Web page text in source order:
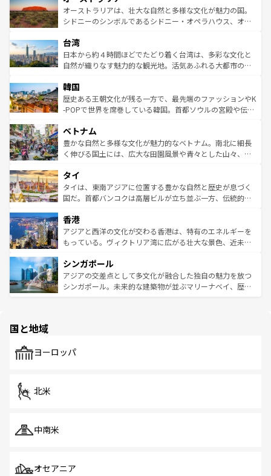
文化が魅力。旅行者はアメリカの各地域で異なる魅力を楽
しみながら、その多様性と豊かな歴史を感じることができ
ならではの贅沢な旅のスタイルだ。 なお、新着のアメリカ
情報はコンテンツ一覧を参照してほしい。
島だが、静かな自然を求めるならマウイ島やカウアイ島が
おすすめ。エメラルドグリーンに輝く海をはじめ、豊かな
れるおもてなしの心で訪れる人々を迎えてくれるハワイの
人々、おいしいローカルフードやハワイアンミュージッ
ク、伝統的なフラダンスなど、すべてがハワイの魅力を彩
ワイを、存分に味わってほしい。 なお、新着のハワイ情報
はコンテンツ一覧を参照してほしい。
オーストラリアは、壮大な自然と多様な文化が魅力の国。
シドニーのシンボルであるシドニー・オペラハウス、オー
リアリーフや大陸中央部にそびえるウルル（エアーズロッ
ク）、タスマニアの美しい原生林やケアンズの熱帯雨林な
ど、見どころがたくさん。また、カフェやワイン、オージ
いる。アクティビティも充実しており、サーフィンやダイ
ビング、ハイキングなど、アウトドア好きにはたまらな
い。オーストラリアの多彩な魅力を存分に味わいつくそ
参照してほしい。
台湾
日本から約４時間ほどでたどり着く台湾は、多彩な文化と
自然が織りなす魅力的な観光地。活気あふれる大都市の台
ン）、静ひつな山岳地帯である台湾東部など、都市の喧騒
と山間の静けさが共存しており、訪れる人に新しい発見と
驚きをもたらしてくれる。また、奥深い台湾の食文化も魅
容にもいいと評判のスイーツなど、バラエティ豊かな料理
が味わえる。 なお、新着の台湾情報は コンテンツ一覧を参
照してほしい。
韓国
歴史ある王朝文化が残る一方で、最先端のファッションやK
-POPで世界を席巻している韓国。首都ソウルの宮殿や伝統
き、地方に足を延ばせば四季折々の自然美を楽しむことが
できる。そして、キムチや焼肉、絶品のストリートフード
まで、さまざまな韓国料理が待っている。夜には、韓国な
リティに包まれながら、韓国の多彩な魅力を心ゆくまで味
わってみてほしい。 なお、新着の韓国情報はコンテンツ一
覧を参照してほしい。
ベトナム
豊かな自然と多様な文化が魅力的なベトナム。南北に細長
く伸びる国土には、広大な田園風景や青々とした山々、世
急速な発展と共に伝統が息づく。ハノイの古い町並みやホ
ーチミン市のフランス統治時代の建物も、独特の雰囲気を
醸し出している。また、バラエティの豊かさとおいしさで
とつ。フォーやバインミー、ベトナムコーヒーなどは、ぜ
ひ現地で味わいたい。どの地域を訪れてもあたたかい人々
が旅行者を迎えてくれるので、きっと忘れられない旅にな
参照してほしい。
タイ
タイは、東南アジアに位置する豊かな自然と歴史が息づく
国だ。首都バンコクは高層ビルが立ち並ぶ一方、伝統的な
の活気が交差している。北部ではチェンマイなどの山岳地
帯で自然と触れ合い、南部ではプーケットやクラビの美し
いビーチでリゾート気分を楽しむことができる。タイ料理
激する。気候は一年中温暖で、どの季節にも異なる楽しみ
が待っている。親しみやすいタイの人々、仏教を中心とし
た文化、そして多様な観光資源が、訪れる旅人を魅了し続
香港
アジアと西洋の文化が交わる香港は、特有のエネルギーを
もっている。ヴィクトリア湾に広がる壮大な景色、近未来
み、どこを訪れても感動するはず。観光スポットが密集し
ており、効率よく見どころを回れるのも魅力。息をのむよ
うな絶景から文化的な体験まで、香港を存分に楽しみ尽く
シンガポール
アジアの交差点として多文化が融合した独自の魅力を放つ
シンガポール。未来的な建築物が並ぶマリーナベイ、歴史
で、ホーカーズは地元の風情を楽しめる外せないスポット
国と地域
ヨーロッパ
北米
中南米
オセアニア